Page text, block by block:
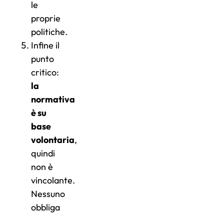
le
proprie
politiche.
Infine il
punto
critico:
la
normativa
è su
base
volontaria,
quindi
non è
vincolante.
Nessuno
obbliga